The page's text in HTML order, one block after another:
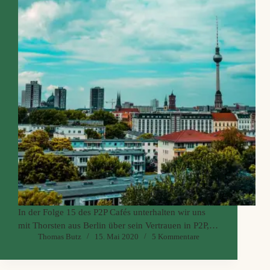
In der Folge 15 des P2P Cafés unterhalten wir uns
mit Thorsten aus Berlin über sein Vertrauen in P2P,
das böse Rendite Rating, Aktien, Optionshandel,
Thomas Butz 15. Mai 2020 5 Kommentare